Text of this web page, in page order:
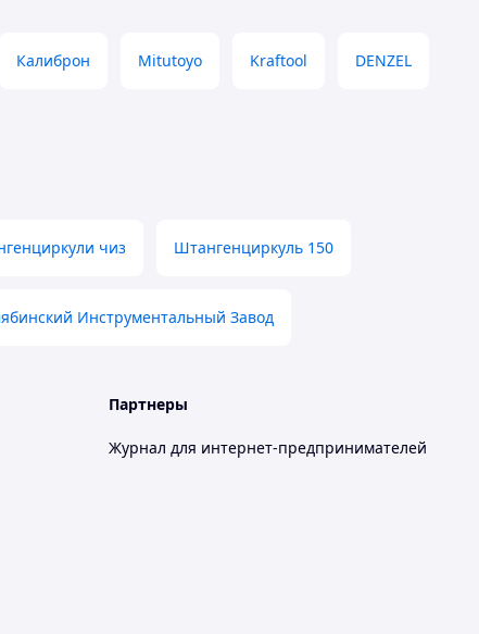
Калиброн Mitutoyo Kraftool DENZEL
чиз Штангенциркуль 150
Инструментальный Завод
Партнеры
Журнал для интернет-предпринимателей